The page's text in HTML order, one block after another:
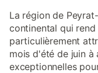
La région de
continental qui rend
particulièrement
mois d'été de juin
exceptionnelles